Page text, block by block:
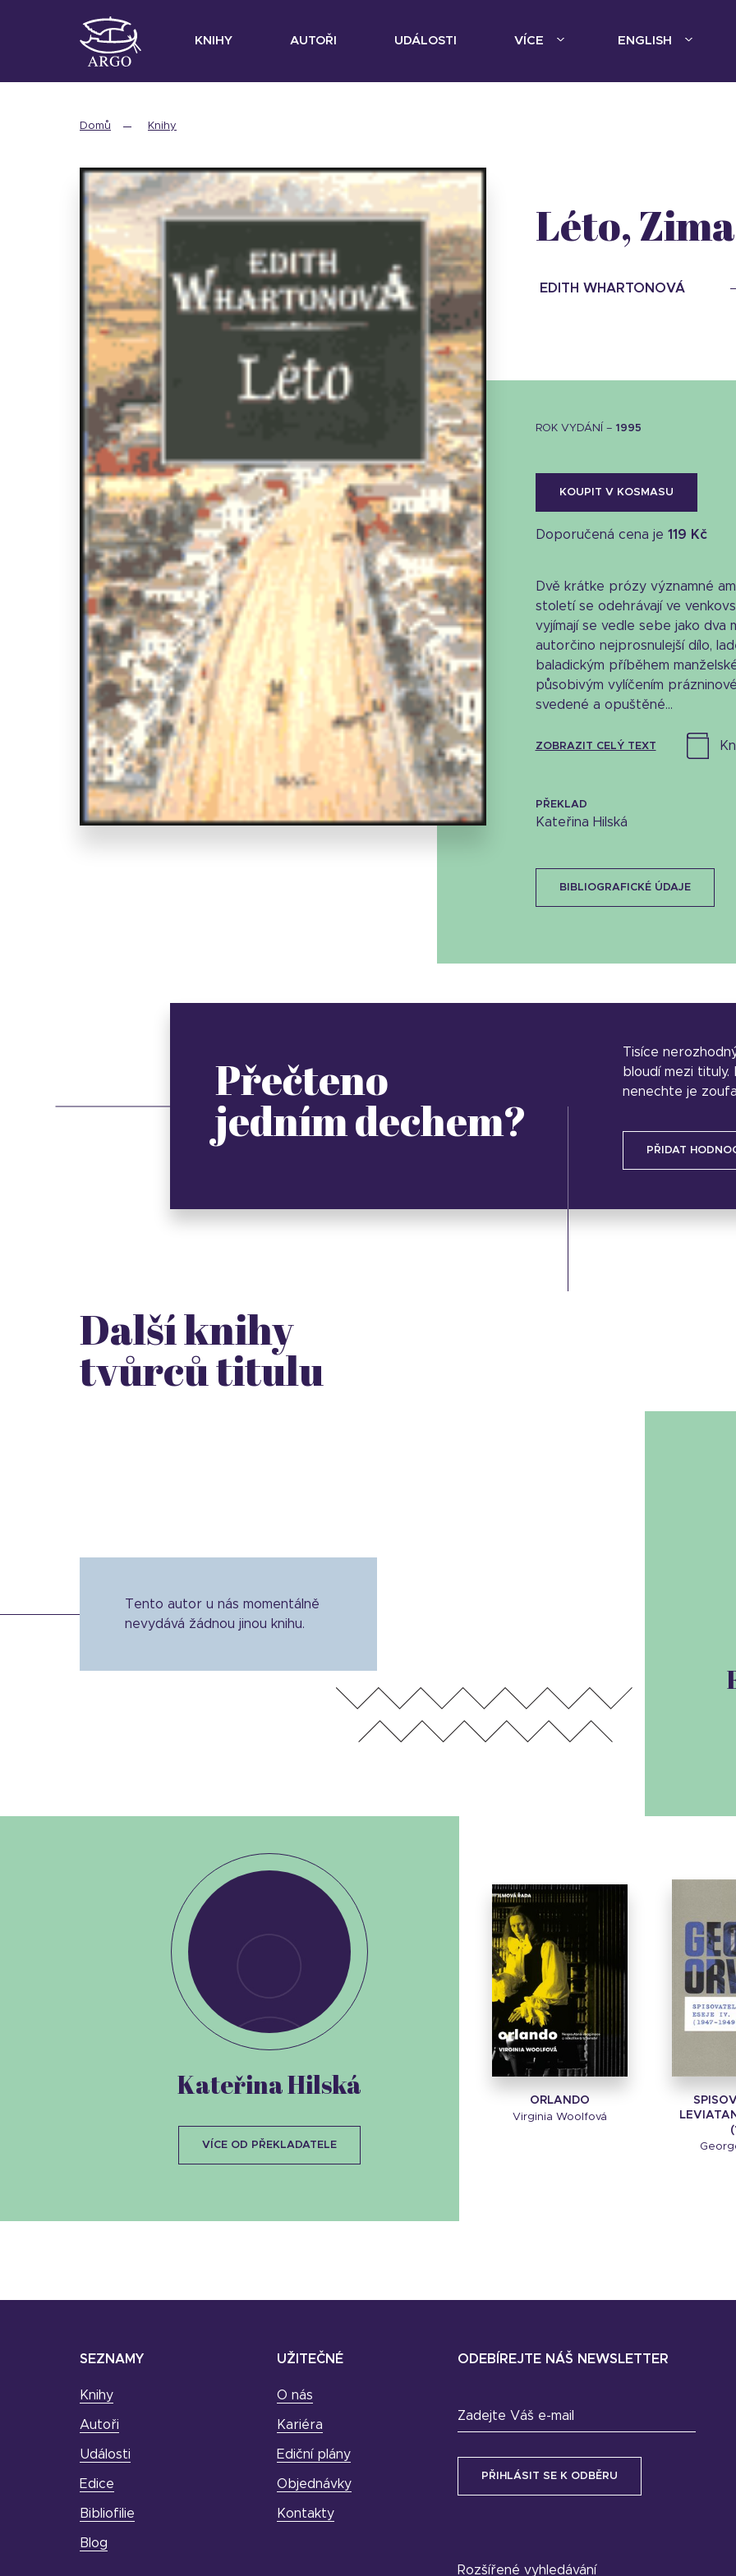
KNIHY AUTOŘI UDÁLOSTI VÍCE ENGLISH
Domů Knihy
Léto, Zima
EDITH WHARTONOVÁ
ROK VYDÁNÍ – 1995
KOUPIT V KOSMASU
Doporučená cena je 119 Kč
Dvě krátke prózy významné
století se odehrávají ve
vyjímají se vedle sebe jako dva
autorčino nejprosnulejší dílo,
baladickým příběhem
působivým vylíčením
svedené a opuštěné...
ZOBRAZIT CELÝ TEXT
PŘEKLAD
Kateřina Hilská
BIBLIOGRAFICKÉ ÚDAJE
Přečteno
jedním dechem?
Tisíce
bloudí mezi
nenechte je
PŘIDAT
Další knihy
tvůrců titulu
Tento autor u nás momentálně
nevydává žádnou jinou knihu.
ORLANDO
Virginia Woolfová
Kateřina Hilská
VÍCE OD PŘEKLADATELE
SEZNAMY
Knihy
Autoři
Události
Edice
Bibliofilie
Blog
UŽITEČNÉ
O nás
Kariéra
Ediční plány
Objednávky
Kontakty
ODEBÍREJTE NÁŠ NEWSLETTER
Zadejte Váš e-mail
Rozšířené vyhledávání